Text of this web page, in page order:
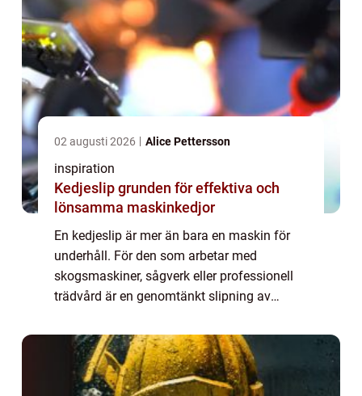
02 augusti 2026 Alice Pettersson
inspiration
Kedjeslip grunden för effektiva och
lönsamma maskinkedjor
En kedjeslip är mer än bara en maskin för
underhåll. För den som arbetar med
skogsmaskiner, sågverk eller professionell
trädvård är en genomtänkt slipning av
ekonomi och säkerhet. En vass kedja kapar
snabbare,...